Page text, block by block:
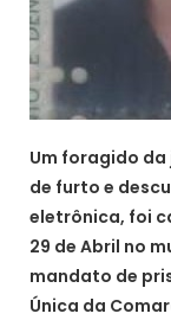
Um foragido
de furto e
eletrônica, foi
29 de Abril no
mandato de
Única da